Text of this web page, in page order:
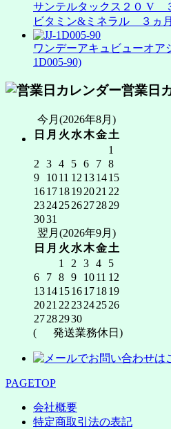
サンテルタックス２０ V
ビタミン&ミネラル ３ヵ
ワンデーアキュビューオア
1D005-90)
営業日
今月(2026年8月)
日 月 火 水木金土
1
2
3 4 5 6 7 8
9
1011 12 131415
161718192021 22
23242526272829
3031
翌月(2026年9月)
日 月 火 水木金土
1
2 3 4
5
6
7 8 9 1011 12
13141516171819
2021 22 23242526
27282930
(
発送業務休日)
PAGETOP
会社概要
特定商取引法の表記